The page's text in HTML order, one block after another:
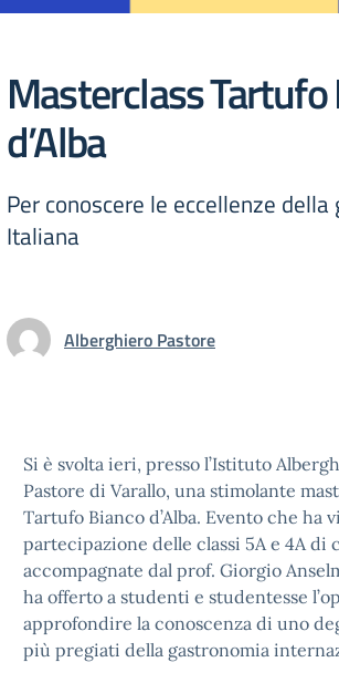
Masterclass Tartufo
d’Alba
Per conoscere le eccellenze
Italiana
Alberghiero Pastore
Si è svolta ieri, presso l’Istituto
Pastore di Varallo, una stimolante
Tartufo Bianco d’Alba. Evento che ha
partecipazione delle classi 5A e 4A di
accompagnate dal prof. Giorgio
ha offerto a studenti e studentesse
approfondire la conoscenza di uno
più pregiati della gastronomia